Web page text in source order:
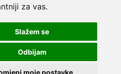
za vas.
Slažem se
Odbijam
moje postavke
Dopi grupa d.o.o.